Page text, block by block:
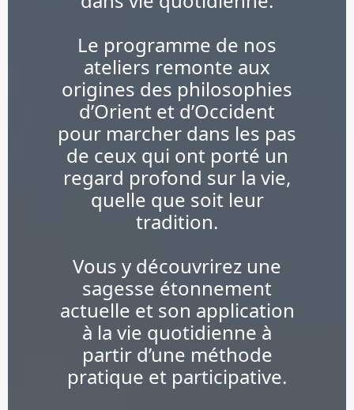
Le programme de nos
ateliers remonte aux
origines des philosophies
d’Orient et d’Occident
pour marcher dans les pas
de ceux qui ont porté un
regard profond sur la vie,
quelle que soit leur
tradition.
Vous y découvrirez une
sagesse étonnement
actuelle et son application
à la vie quotidienne à
partir d’une méthode
pratique et participative.